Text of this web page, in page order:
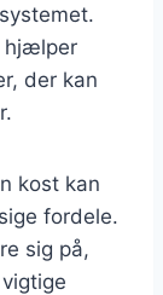
hjælper
der kan
kost kan
fordele.
sig på,